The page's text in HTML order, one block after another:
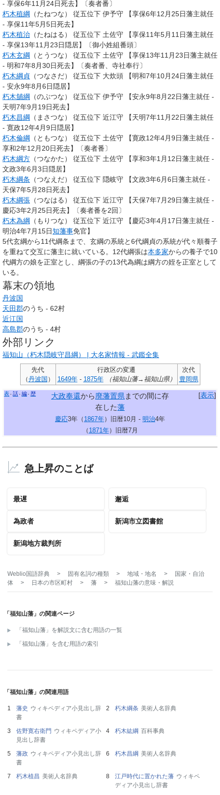
- 享保6年11月24日死去】〔奏者番〕
朽木稙綱
（たねつな） 従五位下 伊予守 【享保6年12月25日藩主就任
- 享保11年5月5日死去】
朽木稙治 （たねはる） 従五位下 土佐守 【享保11年5月11日藩主就任
- 享保13年11月23日隠居】〔御小姓組番頭〕
朽木玄綱
（とうつな） 従五位下 土佐守 【享保13年11月23日藩主就任
- 明和7年8月30日死去】〔奏者番、寺社奉行〕
朽木綱貞 （つなさだ） 従五位下 大炊頭 【明和7年10月24日藩主就任
- 安永9年8月6日隠居】
朽木舖綱
（のぶつな） 従五位下 伊予守 【安永9年8月22日藩主就任 -
天明7年9月19日死去】
朽木昌綱
（まさつな） 従五位下 近江守 【天明7年11月22日藩主就任
- 寛政12年4月9日隠居】
朽木倫綱
（ともつな） 従五位下 土佐守 【寛政12年4月9日藩主就任 -
享和2年12月20日死去】〔奏者番〕
朽木綱方 （つなかた） 従五位下 土佐守 【享和3年1月12日藩主就任 -
文政3年6月3日隠居】
朽木綱条 （つなえだ） 従五位下 隠岐守 【文政3年6月6日藩主就任 -
天保7年5月28日死去】
朽木綱張 （つなはる） 従五位下 近江守 【天保7年7月29日藩主就任 -
慶応3年2月25日死去】〔奏者番を2回〕
朽木為綱
（もりつな） 従五位下 近江守 【慶応3年4月17日藩主就任 -
明治4年7月15日知藩事免官】
5代玄綱から11代綱条まで、玄綱の系統と6代綱貞の系統が代々順養子
を重ねて交互に藩主に就いている。12代綱張は本多家からの養子で10
代綱方の娘を正室とし、綱張の子の13代為綱は綱方の姪を正室として
いる。
幕末の領地
丹波国
天田郡のうち - 62村
近江国
高島郡のうち - 4村
外部リンク
福知山（朽木隠岐守昌綱） | 大名家情報 - 武鑑全集
先代
（丹波国 ）
行政区の変遷
1649年- 1875年 （福知山藩→福知山県）
次代
豊岡県
[表示]
表 話 編 歴 大政奉還から廃藩置県 までの間に存
在した藩
慶応3年（ 1867年）旧暦10月 - 明治4年
（ 1871年）旧暦7月
急上昇のことば
最遅 邂逅
為政者 新潟市立図書館
新潟地方裁判所
Weblio国語辞典 > 固有名詞の種類 > 地域・地名 >
国家・自治
体
> 日本の市区町村 > 藩 > 福知山藩の意味・解説
「福知山藩」の関連ページ
「福知山藩」を解説文に含む用語の一覧
「福知山藩」を含む用語の索引
「福知山藩」の関連用語
藩史 ウィキペディア小見出し辞
書
朽木綱条 美術人名辞典
佐野寛右衛門 ウィキペディア小
見出し辞書
朽木紘綱 百科事典
藩政 ウィキペディア小見出し辞
書
朽木昌綱 美術人名辞典
朽木植昌 美術人名辞典 江戸時代に置かれた藩 ウィキペ
ディア小見出し辞書